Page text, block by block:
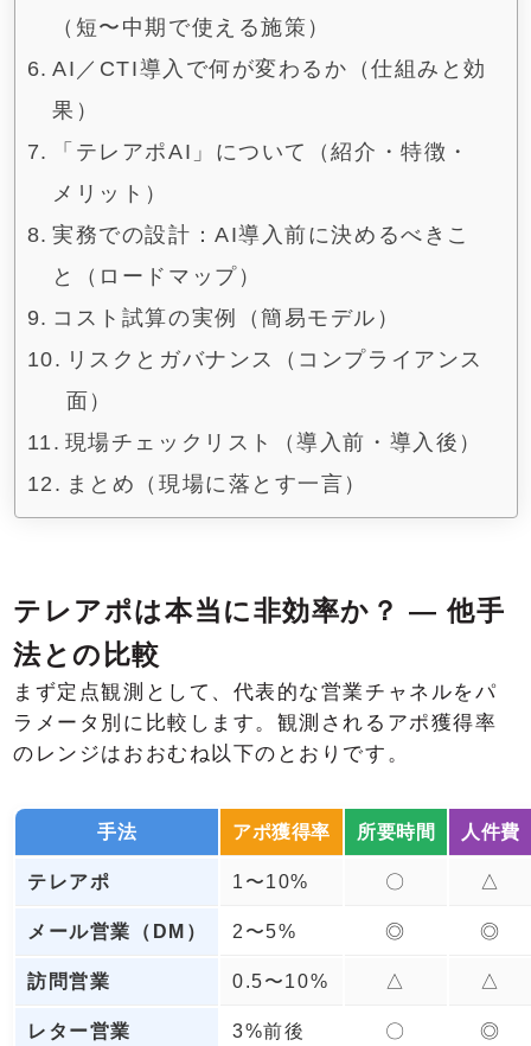
（短〜中期で使える施策）
AI／CTI導入で何が変わるか（仕組みと効
果）
「テレアポAI」について（紹介・特徴・
メリット）
実務での設計：AI導入前に決めるべきこ
と（ロードマップ）
コスト試算の実例（簡易モデル）
リスクとガバナンス（コンプライアンス
面）
現場チェックリスト（導入前・導入後）
まとめ（現場に落とす一言）
テレアポは本当に非効率か？ — 他手
法との比較
まず定点観測として、代表的な営業チャネルをパ
ラメータ別に比較します。観測されるアポ獲得率
のレンジはおおむね以下のとおりです。
手法 アポ獲得率 所要時間 人件費
テレアポ 1〜10% 〇 △
メール営業（DM） 2〜5% ◎ ◎
訪問営業 0.5〜10% △ △
レター営業 3%前後 〇 ◎